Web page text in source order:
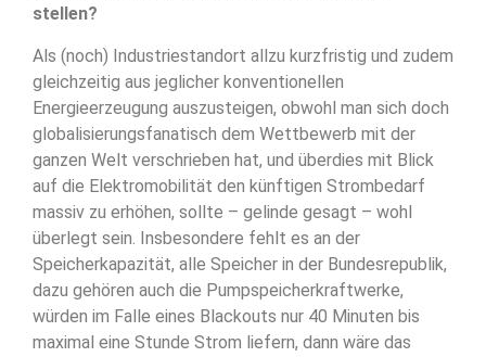
stellen?
Als (noch) Industriestandort allzu kurzfristig und zudem
gleichzeitig aus jeglicher konventionellen
Energieerzeugung auszusteigen, obwohl man sich doch
globalisierungsfanatisch dem Wettbewerb mit der
ganzen Welt verschrieben hat, und überdies mit Blick
auf die Elektromobilität den künftigen Strombedarf
massiv zu erhöhen, sollte – gelinde gesagt – wohl
überlegt sein. Insbesondere fehlt es an der
Speicherkapazität, alle Speicher in der Bundesrepublik,
dazu gehören auch die Pumpspeicherkraftwerke,
würden im Falle eines Blackouts nur 40 Minuten bis
maximal eine Stunde Strom liefern, dann wäre das